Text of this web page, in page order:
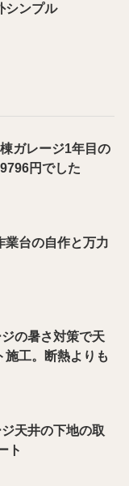
シンプル
ガレージ1年目の
円でした
業台の自作と万力
ジの暑さ対策で天
施工。断熱よりも
ジ天井の下地の取
ト